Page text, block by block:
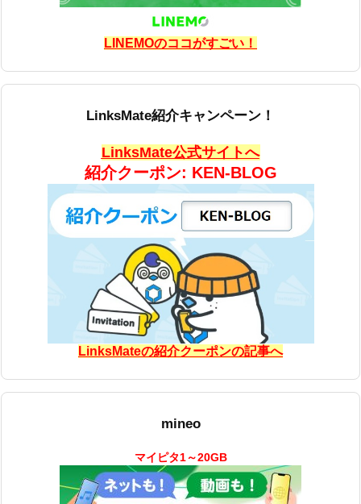
LINEMOのココがすごい！
LinksMate紹介キャンペーン！
LinksMate公式サイトへ
紹介クーポン: KEN-BLOG
LinksMateの紹介クーポンの記事へ
mineo
マイピタ1～20GB